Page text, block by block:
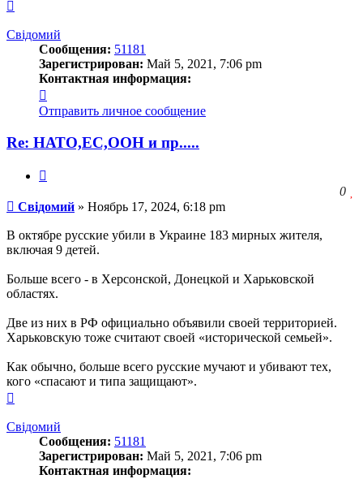
началу
Свідомий
Сообщения: 51181
Зарегистрирован: Май 5, 2021, 7:06 pm
Контактная информация:
информация
пользователя
Свідомий
Отправить личное сообщение
Re: НАТО,ЕС,ООН и пр.....
0
Сообщение
Свідомий » Ноябрь 17, 2024, 6:18 pm
В октябре русские убили в Украине 183 мирных жителя,
включая 9 детей.
Больше всего - в Херсонской, Донецкой и Харьковской
областях.
Две из них в РФ официально объявили своей территорией.
Харьковскую тоже считают своей «исторической семьей».
Как обычно, больше всего русские мучают и убивают тех,
кого «спасают и типа защищают».
началу
Свідомий
Сообщения: 51181
Зарегистрирован: Май 5, 2021, 7:06 pm
Контактная информация: